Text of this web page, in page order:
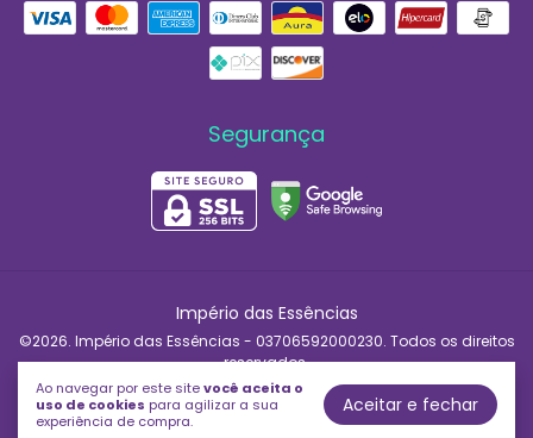
Ao navegar por este sitevocê aceita o
uso de cookies para agilizar a sua
experiência de compra.
Aceitar e fechar
Segurança
Império das Essências
©2026. Império das Essências - 03706592000230. Todos os direitos
reservados.